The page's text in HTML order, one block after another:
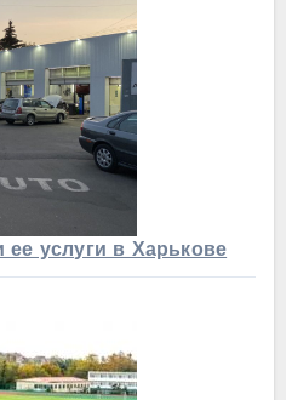
услуги в Харькове